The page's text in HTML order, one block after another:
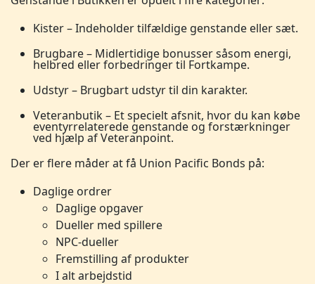
Kister – Indeholder tilfældige genstande eller sæt.
Brugbare – Midlertidige bonusser såsom energi,
helbred eller forbedringer til Fortkampe.
Udstyr – Brugbart udstyr til din karakter.
Veteranbutik – Et specielt afsnit, hvor du kan købe
eventyrrelaterede genstande og forstærkninger
ved hjælp af Veteranpoint.
Der er flere måder at få Union Pacific Bonds på:
Daglige ordrer
Daglige opgaver
Dueller med spillere
NPC-dueller
Fremstilling af produkter
I alt arbejdstid